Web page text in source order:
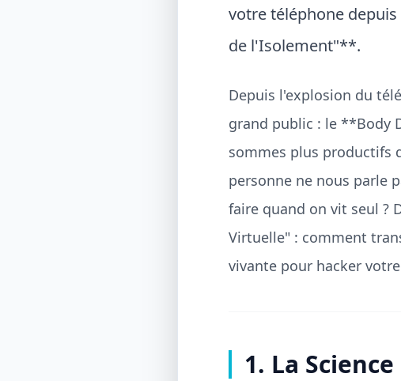
votre téléphone
de l'Isolement"**.
Depuis l'explosion du
grand public : le **Body
sommes plus productifs
personne ne nous parle
faire quand on vit seul ?
Virtuelle" : comment
vivante pour hacker
1. La